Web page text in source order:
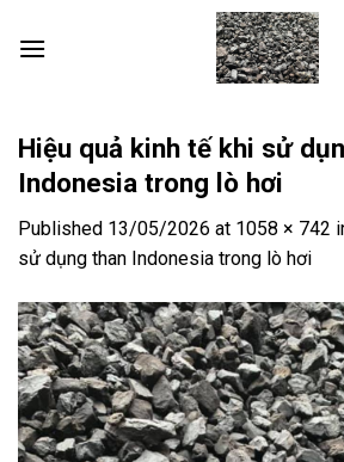
Hiệu quả kinh tế khi sử
Indonesia trong lò hơi
Published 13/05/2026 at 1058 × 742
sử dụng than Indonesia trong lò hơi